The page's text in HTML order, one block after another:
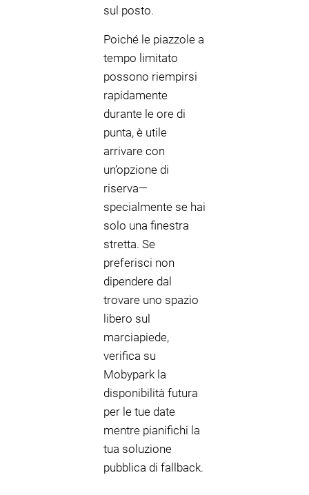
sul posto.
Poiché le piazzole a
tempo limitato
possono riempirsi
rapidamente
durante le ore di
punta, è utile
arrivare con
un’opzione di
riserva—
specialmente se hai
solo una finestra
stretta. Se
preferisci non
dipendere dal
trovare uno spazio
libero sul
marciapiede,
verifica su
Mobypark la
disponibilità futura
per le tue date
mentre pianifichi la
tua soluzione
pubblica di fallback.